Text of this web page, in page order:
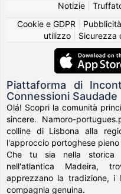
Notizie|
Cookie e GDPR
Pubblicità
utilizzo| Sicurezza
Piattaforma di
Connessioni Saudade
Olá! Scopri la comunità
sincere. Namoro-
colline di Lisbona alla
l'approccio portoghese
Che tu sia nella storica
nell'atlantica Madeira,
apprezzano la tradizione, i
compagnia genuina.